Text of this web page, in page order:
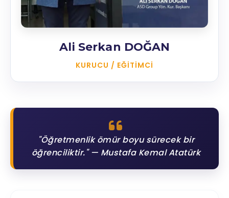
Ali Serkan DOĞAN
KURUCU / EĞITIMCI
"Öğretmenlik ömür boyu sürecek bir
öğrenciliktir." — Mustafa Kemal Atatürk